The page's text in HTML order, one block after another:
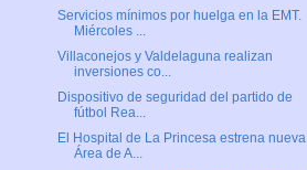
Servicios mínimos por huelga en la EMT.
Miércoles ...
Villaconejos y Valdelaguna realizan
inversiones co...
Dispositivo de seguridad del partido de
fútbol Rea...
El Hospital de La Princesa estrena nueva
Área de A...